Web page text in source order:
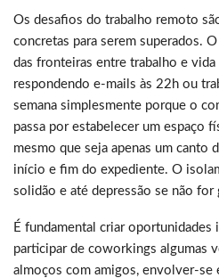
Os desafios do trabalho remoto
concretas para serem superados.
das fronteiras entre trabalho e
respondendo e-mails às 22h ou
semana simplesmente porque o
passa por estabelecer um espaço
mesmo que seja apenas um canto
início e fim do expediente. O
solidão e até depressão se não for
É fundamental criar oportunidades
participar de coworkings algumas
almoços com amigos, envolver-se